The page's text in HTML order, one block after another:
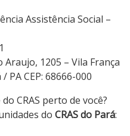
Assistência Social –
Araujo, 1205 – Vila França
PA CEP: 68666-000
CRAS perto de você?
do CRAS do Pará: